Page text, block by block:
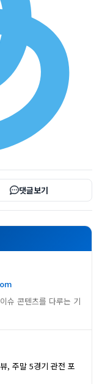
댓글보기
슈 콘텐츠를 다루는 기
, 주말 5경기 관전 포